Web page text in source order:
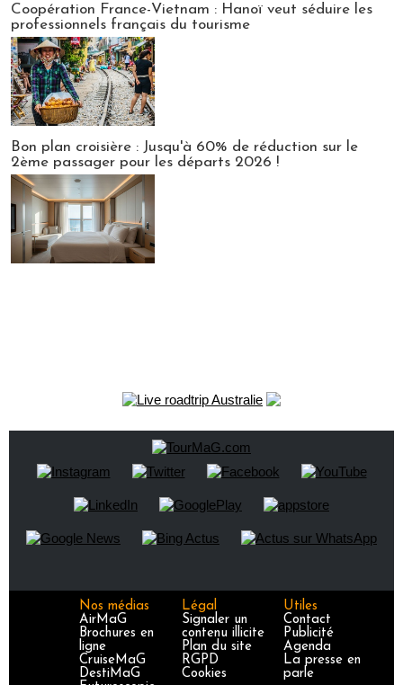
Coopération France-Vietnam : Hanoï veut séduire les
professionnels français du tourisme
Bon plan croisière : Jusqu'à 60% de réduction sur le
2ème passager pour les départs 2026 !
Nos médias
AirMaG
Brochures en
ligne
CruiseMaG
DestiMaG
Légal
Signaler un
contenu illicite
Plan du site
RGPD
Cookies
Utiles
Contact
Publicité
Agenda
La presse en
parle